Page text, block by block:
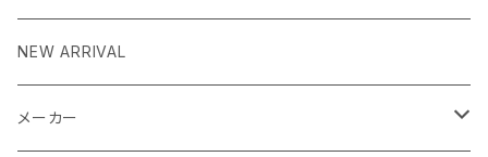
NEW ARRIVAL
メーカー